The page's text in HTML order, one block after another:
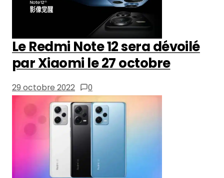
Le Redmi Note 12 sera dévoilé
par Xiaomi le 27 octobre
29 octobre 2022 0